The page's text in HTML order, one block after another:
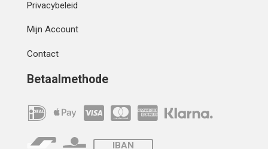
Privacybeleid
Mijn Account
Contact
Betaalmethode
IBAN